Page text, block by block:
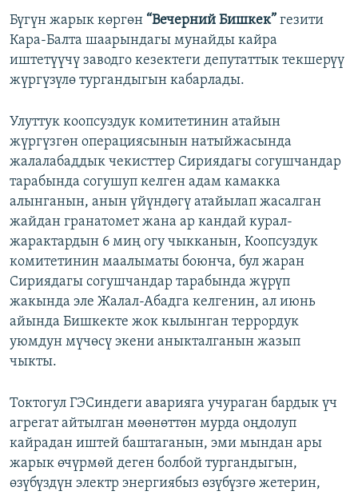
Бүгүн жарык көргөн “Вечерний Бишкек” гезити
Кара-Балта шаарындагы мунайды кайра
иштетүүчү заводго кезектеги депутаттык текшерүү
жүргүзүлө тургандыгын кабарлады.
Улуттук коопсуздук комитетинин атайын
жүргүзгөн операциясынын натыйжасында
жалалабаддык чекисттер Сириядагы согушчандар
тарабында согушуп келген адам камакка
алынганын, анын үйүндөгү атайылап жасалган
жайдан гранатомет жана ар кандай курал-
жарактардын 6 миң огу чыкканын, Коопсуздук
комитетинин маалыматы боюнча, бул жаран
Сириядагы согушчандар тарабында жүрүп
жакында эле Жалал-Абадга келгенин, ал июнь
айында Бишкекте жок кылынган террордук
уюмдун мүчөсү экени аныкталганын жазып
чыкты.
Токтогул ГЭСиндеги аварияга учураган бардык үч
агрегат айтылган мөөнөттөн мурда оңдолуп
кайрадан иштей баштаганын, эми мындан ары
жарык өчүрмөй деген болбой тургандыгын,
өзүбүздүн электр энергиябыз өзүбүзгө жетерин,